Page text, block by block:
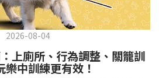
2026-08-04
上廁所、行為調整、關籠訓
樂中訓練更有效！